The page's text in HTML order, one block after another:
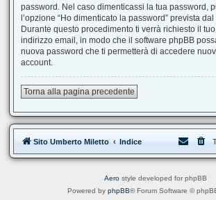
password. Nel caso dimenticassi la tua password,
l’opzione “Ho dimenticato la password” prevista
Durante questo procedimento ti verrà richiesto il
indirizzo email, in modo che il software phpBB
nuova password che ti permetterà di accedere
account.
Torna alla pagina precedente
Sito Umberto Miletto Indice
Aero style developed for phpBB
Powered by phpBB® Forum Software ©